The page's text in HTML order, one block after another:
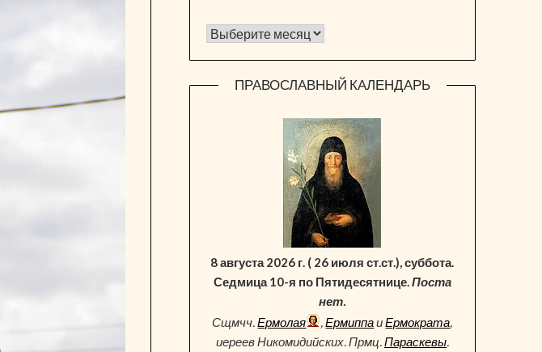
Архив новостей
ПРАВОСЛАВНЫЙ КАЛЕНДАРЬ
8 августа 2026 г. ( 26 июля ст.ст.), суббота.
Седмица 10-я по Пятидесятнице.Поста
нет.
Сщмчч.Ермолая ,ЕрмиппаиЕрмократа,
иереев Никомидийских. Прмц.Параскевы.